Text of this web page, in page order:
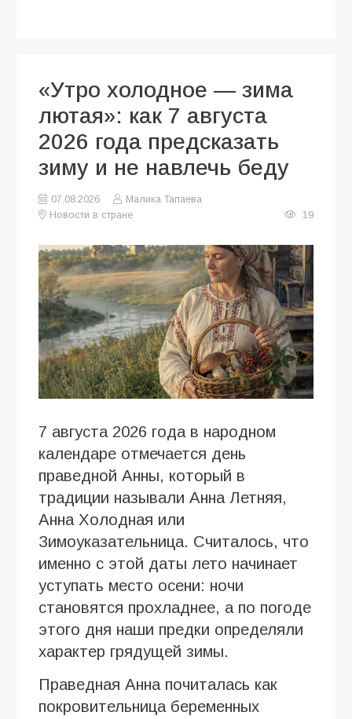
«Утро холодное — зима
лютая»: как 7 августа
2026 года предсказать
зиму и не навлечь беду
07.08.2026
Малика Тапаева
Новости в стране
19
7 августа 2026 года в народном
календаре отмечается день
праведной Анны, который в
традиции называли Анна Летняя,
Анна Холодная или
Зимоуказательница. Считалось, что
именно с этой даты лето начинает
уступать место осени: ночи
становятся прохладнее, а по погоде
этого дня наши предки определяли
характер грядущей зимы.
Праведная Анна почиталась как
покровительница беременных